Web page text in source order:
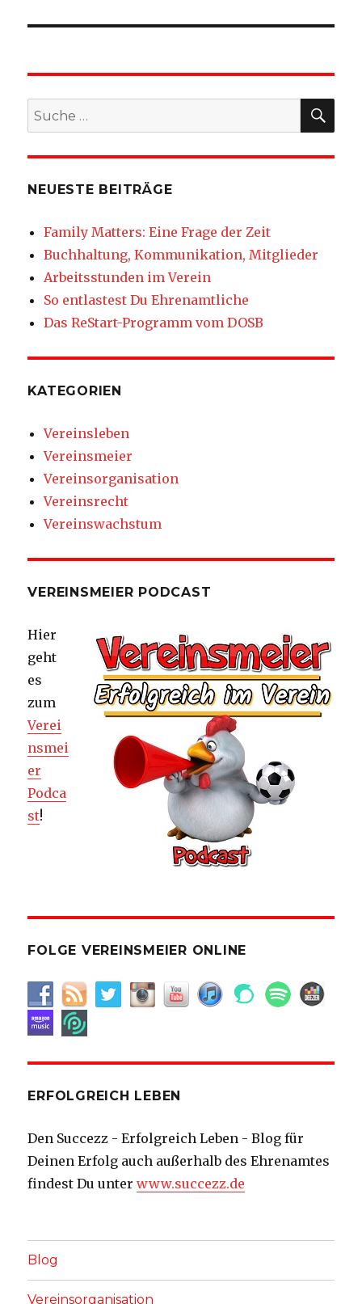
Suche
nach:
NEUESTE BEITRÄGE
Family Matters: Eine Frage der Zeit
Buchhaltung, Kommunikation, Mitglieder
Arbeitsstunden im Verein
So entlastest Du Ehrenamtliche
Das ReStart-Programm vom DOSB
KATEGORIEN
Vereinsleben
Vereinsmeier
Vereinsorganisation
Vereinsrecht
Vereinswachstum
VEREINSMEIER PODCAST
Hier
geht
es
zum
Verei
nsmei
er
Podca
st!
FOLGE VEREINSMEIER ONLINE
ERFOLGREICH LEBEN
Den Succezz - Erfolgreich Leben - Blog für
Deinen Erfolg auch außerhalb des Ehrenamtes
findest Du unterwww.succezz.de
Blog
Vereinsorganisation